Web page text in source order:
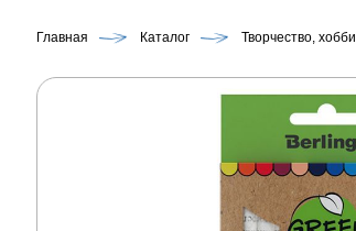
Главная Каталог Творчество, хобби